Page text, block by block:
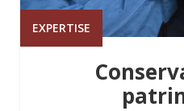
EXPERTISE